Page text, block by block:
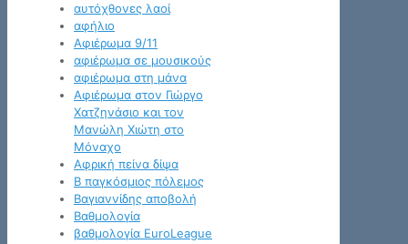
αυτόχθονες λαοί
αφήλιο
Αφιέρωμα 9/11
αφιέρωμα σε μουσικούς
αφιέρωμα στη μάνα
Αφιέρωμα στον Γιώργο
Χατζηνάσιο και τον
Μανώλη Χιώτη στο
Μόναχο
Αφρική πείνα δίψα
Β παγκόσμιος πόλεμος
Βαγιαννίδης αποβολή
Βαθμολογία
βαθμολογία EuroLeague